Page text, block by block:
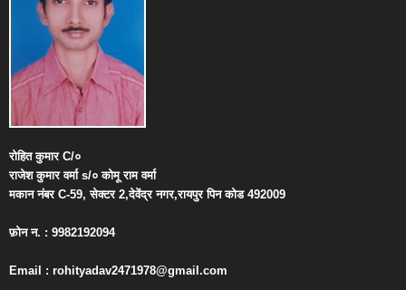
रोहित कुमारC/०
राजेश कुमार वर्माs/० कोमू राम वर्मा
मकान नंबरC-59,सेक्टर2,देवेंद्र नगर,रायपुर पिन कोड492009
फ़ोन न. : 9982192094
Email : rohityadav2471978@gmail.com